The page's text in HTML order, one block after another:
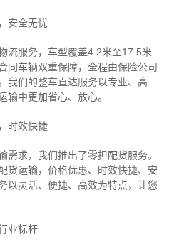
安全无忧
流服务，车型覆盖4.2米至17.5米
同车辆双重保障，全程由保险公司
我们的整车直达服务以专业、高
输中更加省心、放心。
时效快捷
需求，我们推出了零担配货服务。
货运输，价格优惠、时效快捷、安
以灵活、便捷、高效为特点，让您
业标杆